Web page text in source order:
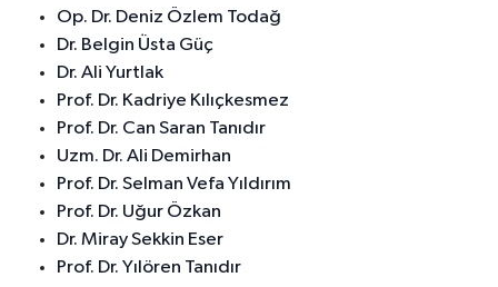
Op. Dr. Deniz Özlem Todağ
Dr. Belgin Üsta Güç
Dr. Ali Yurtlak
Prof. Dr. Kadriye Kılıçkesmez
Prof. Dr. Can Saran Tanıdır
Uzm. Dr. Ali Demirhan
Prof. Dr. Selman Vefa Yıldırım
Prof. Dr. Uğur Özkan
Dr. Miray Sekkin Eser
Prof. Dr. Yılören Tanıdır